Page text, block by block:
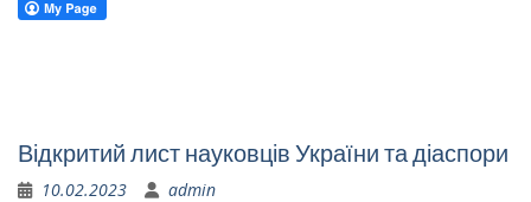
Відкритий лист науковців України та діаспори
10.02.2023 admin